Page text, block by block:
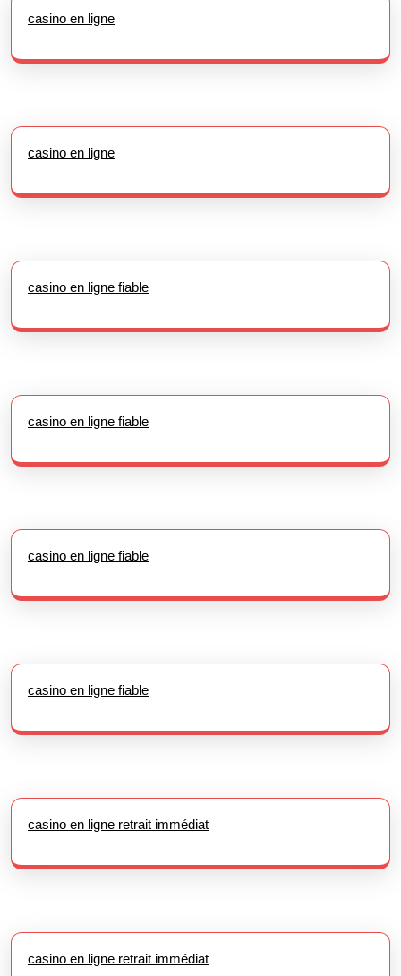
casino en ligne
casino en ligne
casino en ligne fiable
casino en ligne fiable
casino en ligne fiable
casino en ligne fiable
casino en ligne retrait immédiat
casino en ligne retrait immédiat